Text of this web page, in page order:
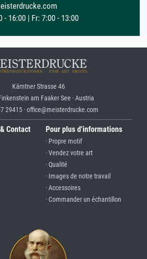
- 16:00 | Fr: 7:00 - 13:00
Kärntner Strasse 46
am Faaker See · Austria
29415 · office@meisterdrucke.com
Contact Pour plus d'informations
· Propre motif
· Vendez votre art
· Qualité
· Images de notre travail
· Accessoires
· Commander un échantillon